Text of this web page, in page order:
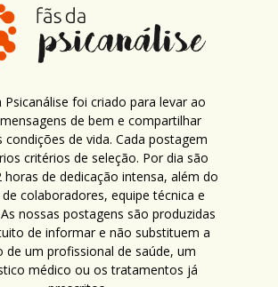
Psicanálise foi criado para levar ao
de bem e compartilhar
condições de vida. Cada postagem
critérios de seleção. Por dia são
horas de dedicação intensa, além do
colaboradores, equipe técnica e
nossas postagens são produzidas
de informar e não substituem a
de um profissional de saúde, um
médico ou os tratamentos já